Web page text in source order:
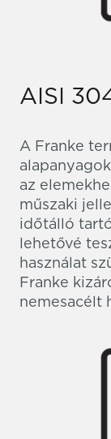
AISI
A Franke
az
műszaki
időtálló
lehetővé
használat
Franke
nemesacélt